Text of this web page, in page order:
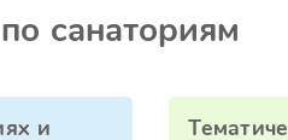
санаториям
и